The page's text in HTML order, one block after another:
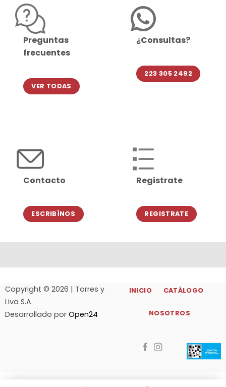
Preguntas
frecuentes
VER TODAS
¿Consultas?
223 305 2492
Contacto
ESCRIBÍNOS
Registrate
REGISTRATE
Copyright © 2026 | Torres y
Liva S.A.
Desarrollado por Open24
INICIO CATÁLOGO
NOSOTROS